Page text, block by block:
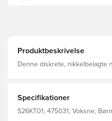
Produktbeskrivelse
Denne diskrete, nikkelbelagte
tyk Fremstillet af:
Specifikationer
S26KT01, 475031, Voksne,